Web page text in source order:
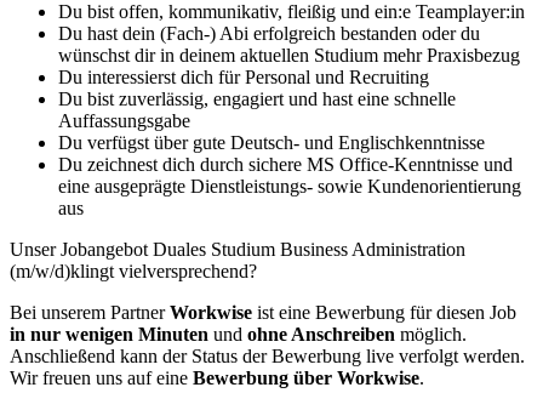
Du bist offen, kommunikativ, fleißig und ein:e Teamplayer:in
Du hast dein (Fach-) Abi erfolgreich bestanden oder du
wünschst dir in deinem aktuellen Studium mehr Praxisbezug
Du interessierst dich für Personal und Recruiting
Du bist zuverlässig, engagiert und hast eine schnelle
Auffassungsgabe
Du verfügst über gute Deutsch- und Englischkenntnisse
Du zeichnest dich durch sichere MS Office-Kenntnisse und
eine ausgeprägte Dienstleistungs- sowie Kundenorientierung
aus
Unser Jobangebot Duales Studium Business Administration
(m/w/d)klingt vielversprechend?
Bei unserem PartnerWorkwise ist eine Bewerbung für diesen Job
in nur wenigen Minuten und ohne Anschreiben möglich.
Anschließend kann der Status der Bewerbung live verfolgt werden.
Wir freuen uns auf eine Bewerbung über Workwise.